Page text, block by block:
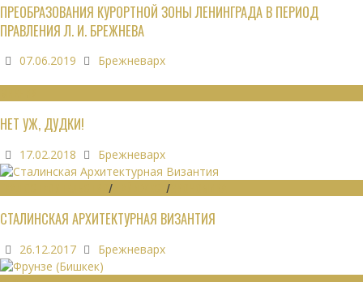
ПРЕОБРАЗОВАНИЯ КУРОРТНОЙ ЗОНЫ ЛЕНИНГРАДА В ПЕРИОД
ПРАВЛЕНИЯ Л. И. БРЕЖНЕВА
07.06.2019 Брежневарх
НЕТ УЖ, ДУДКИ!
17.02.2018 Брежневарх
/ /
СТАЛИНСКАЯ АРХИТЕКТУРНАЯ ВИЗАНТИЯ
26.12.2017 Брежневарх